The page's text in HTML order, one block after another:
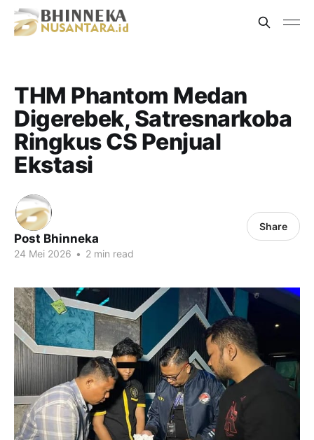
THM Phantom Medan
Digerebek, Satresnarkoba
Ringkus CS Penjual
Ekstasi
Post Bhinneka
24 Mei 2026 • 2 min read
Share